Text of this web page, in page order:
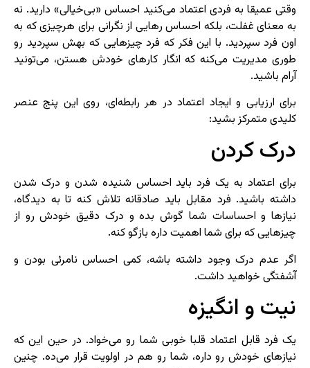
وقتی عمیقا به فردی اعتماد می‌کنید احساس «بی‌خیالی» دارید. نه
به معنای غفلت، بلکه احساس رهایی از نگرانی برای هرچیزی که به
اون فرد سپردید. با این فکر که فرد چیزهایی که بهش سپردید رو
طوری مدیریت می‌کنه که انگار کارهای خودش هستن، می‌تونید
آرام باشید.
برای ارزیابی و ایجاد اعتماد در هر رابطه‌ای، روی این پنج عنصر
کلیدی متمرکز بشید:
درک کردن
برای اعتماد به یک فرد باید احساس شنیده شدن و درک شدن
داشته باشید. فرد مقابل باید صادقانه تلاش کنه تا به دیدگاه،
نیازها و احساسات شما گوش بده و درک دقیق خودش رو از
چیزهایی که برای شما اهمیت داره بازگو کنه.
اگر عدم درک وجود داشته باشه، کمی احساس نامرئی بودن و
آشفتگی خواهید داشت.
نیت و انگیزه
یک فرد قابل اعتماد قلبا خوبی شما رو می‌خواد. در حین این که
نیازهای خودش رو داره، شما رو هم در اولویت قرار می‌ده. چنین